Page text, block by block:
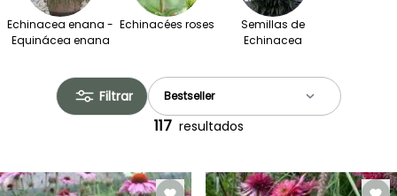
Echinacea enana -
Equinácea enana
Echinacées roses
Semillas de
Echinacea
Filtrar
117 resultados